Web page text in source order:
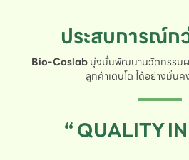
ประสบการณ์ก
Bio-Coslabมุ่งมั่นพัฒนานวัตกรรม
ลูกค้าเติบโต ได้อย่างมั่น
“ QUALITY